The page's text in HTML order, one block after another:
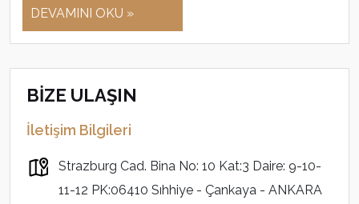
DEVAMINI OKU »
BİZE ULAŞIN
İletişim Bilgileri
Strazburg Cad. Bina No: 10 Kat:3 Daire: 9-10-
11-12 PK:06410 Sıhhiye - Çankaya - ANKARA